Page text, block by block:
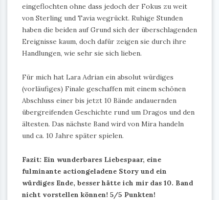
eingeflochten ohne dass jedoch der Fokus zu weit
von Sterling und Tavia wegrückt. Ruhige Stunden
haben die beiden auf Grund sich der überschlagenden
Ereignisse kaum, doch dafür zeigen sie durch ihre
Handlungen, wie sehr sie sich lieben.
Für mich hat Lara Adrian ein absolut würdiges
(vorläufiges) Finale geschaffen mit einem schönen
Abschluss einer bis jetzt 10 Bände andauernden
übergreifenden Geschichte rund um Dragos und den
ältesten. Das nächste Band wird von Mira handeln
und ca. 10 Jahre später spielen.
Fazit: Ein wunderbares Liebespaar, eine
fulminante actiongeladene Story und ein
würdiges Ende, besser hätte ich mir das 10. Band
nicht vorstellen können! 5/5 Punkten!